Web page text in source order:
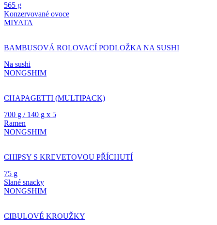
565 g
Konzervované ovoce
MIYATA
BAMBUSOVÁ ROLOVACÍ PODLOŽKA NA SUSHI
Na sushi
NONGSHIM
CHAPAGETTI (MULTIPACK)
700 g / 140 g x 5
Ramen
NONGSHIM
CHIPSY S KREVETOVOU PŘÍCHUTÍ
75 g
Slané snacky
NONGSHIM
CIBULOVÉ KROUŽKY